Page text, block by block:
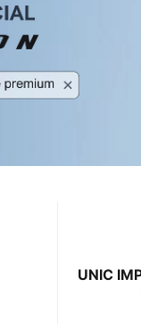
UNIC